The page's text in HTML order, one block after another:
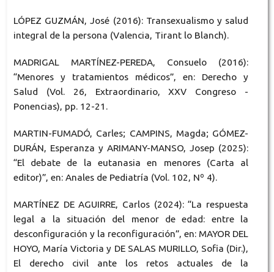
LÓPEZ GUZMÁN, José (2016): Transexualismo y salud
integral de la persona (Valencia, Tirant lo Blanch).
MADRIGAL MARTÍNEZ-PEREDA, Consuelo (2016):
“Menores y tratamientos médicos”, en: Derecho y
Salud (Vol. 26, Extraordinario, XXV Congreso -
Ponencias), pp. 12-21.
MARTIN-FUMADÓ, Carles; CAMPINS, Magda; GÓMEZ-
DURÁN, Esperanza y ARIMANY-MANSO, Josep (2025):
“El debate de la eutanasia en menores (Carta al
editor)”, en: Anales de Pediatría (Vol. 102, Nº 4).
MARTÍNEZ DE AGUIRRE, Carlos (2024): “La respuesta
legal a la situación del menor de edad: entre la
desconfiguración y la reconfiguración”, en: MAYOR DEL
HOYO, María Victoria y DE SALAS MURILLO, Sofia (Dir.),
El derecho civil ante los retos actuales de la